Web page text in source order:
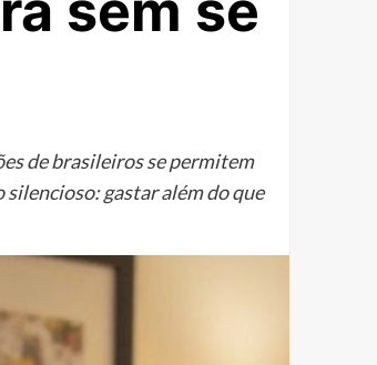
de brasileiros se permitem
silencioso: gastar além do que